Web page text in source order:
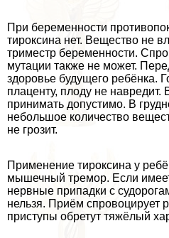
При беременности
тироксина нет. Вещество не
триместр беременности.
мутации также не может.
здоровье будущего ребёнка.
плаценту, плоду не навредит.
принимать допустимо. В
небольшое количество
не грозит.
Применение тироксина у
мышечный тремор. Если
нервные припадки с
нельзя. Приём спровоцирует
приступы обретут тяжёлый